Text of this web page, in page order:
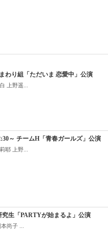
わり組「ただいま 恋愛中」公演
上野遥...
～ チームH「青春ガールズ」公演
耶 上野...
究生「PARTYが始まるよ」公演
尚子 ...